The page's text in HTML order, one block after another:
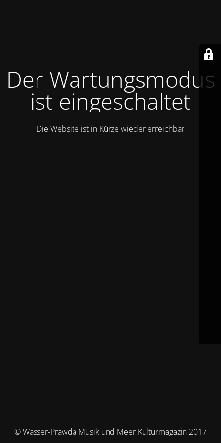
Der Wartungsmodus
ist eingeschaltet
Die Website ist in Kürze wieder erreichbar
© Wasser-Prawda Musik und Meer Kulturmagazin 2017